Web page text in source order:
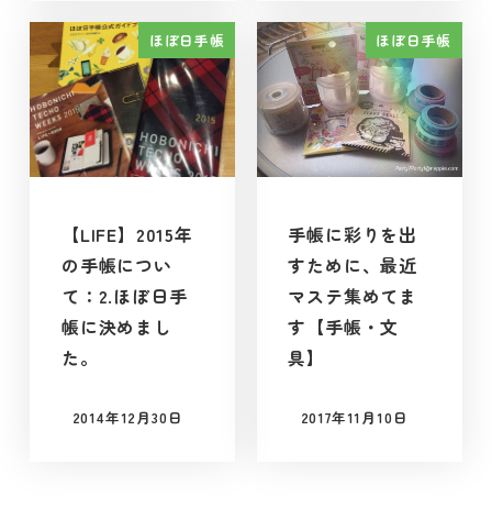
ほぼ日手帳
【LIFE】2015年
の手帳につい
て：2.ほぼ日手
帳に決めまし
た。
投稿日
2014年12月30日
ほぼ日手帳
手帳に彩りを出
すために、最近
マステ集めてま
す【手帳・文
具】
投稿日
2017年11月10日